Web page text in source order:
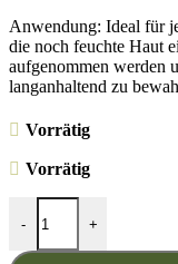
Anwendung: Ideal für
die noch feuchte Haut
aufgenommen werden
langanhaltend zu
Vorrätig
Vorrätig
-
Ringelblumen Balsam
+